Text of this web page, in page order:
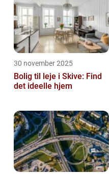
30 november 2025
Bolig til leje i Skive: Find
det ideelle hjem